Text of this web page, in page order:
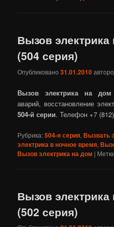
Вызов электрика
(504‎ серия)
Опубликовано31.01.2010
Вызов электрика на дом
аварий, восстановление
504‎-й серии. Телефон +7
Рубрика:504-я серия,Вызвать
электрика в ночное время,
Вызов электрика на дом |
Вызов электрика
(502 серия)